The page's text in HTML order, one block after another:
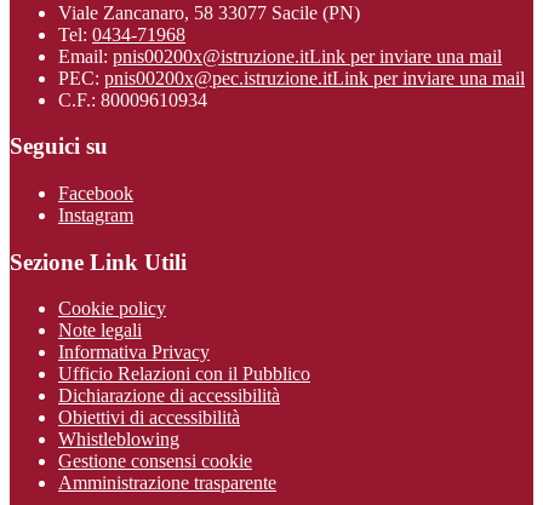
Viale Zancanaro, 58 33077 Sacile (PN)
Tel: 0434-71968
Email: pnis00200x@istruzione.itLink per inviare una mail
PEC: pnis00200x@pec.istruzione.itLink per inviare una mail
C.F.: 80009610934
Seguici su
Facebook
Instagram
Sezione Link Utili
Cookie policy
Note legali
Informativa Privacy
Ufficio Relazioni con il Pubblico
Dichiarazione di accessibilità
Obiettivi di accessibilità
Whistleblowing
Gestione consensi cookie
Amministrazione trasparente